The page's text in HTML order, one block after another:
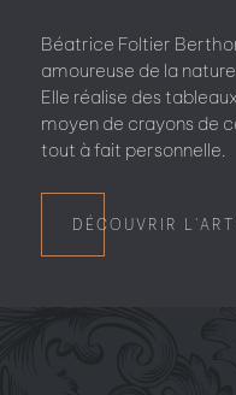
Béatrice Foltier
amoureuse de la
Elle réalise des
moyen de crayons de
tout à fait personnelle.
DÉCOUVRIR